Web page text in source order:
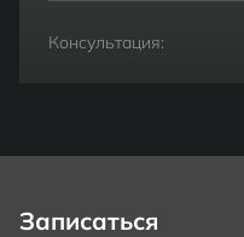
Консультация:
Записаться